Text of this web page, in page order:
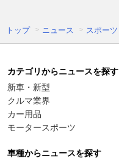
トップ ニュース スポーツ
カテゴリからニュースを探す
新車・新型
クルマ業界
カー用品
モータースポーツ
車種からニュースを探す